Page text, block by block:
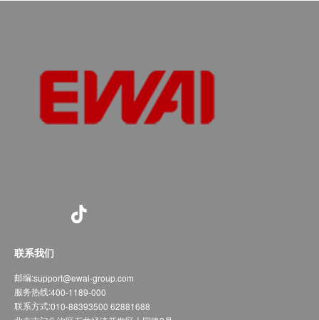
联系我们
邮编:support@ewai-group.com
服务热线:400-1189-000
联系方式:010-88393500 62881688